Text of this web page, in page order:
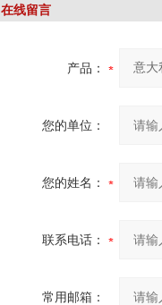
在线留言
产品：
您的单位：
您的姓名：
联系电话：
常用邮箱：